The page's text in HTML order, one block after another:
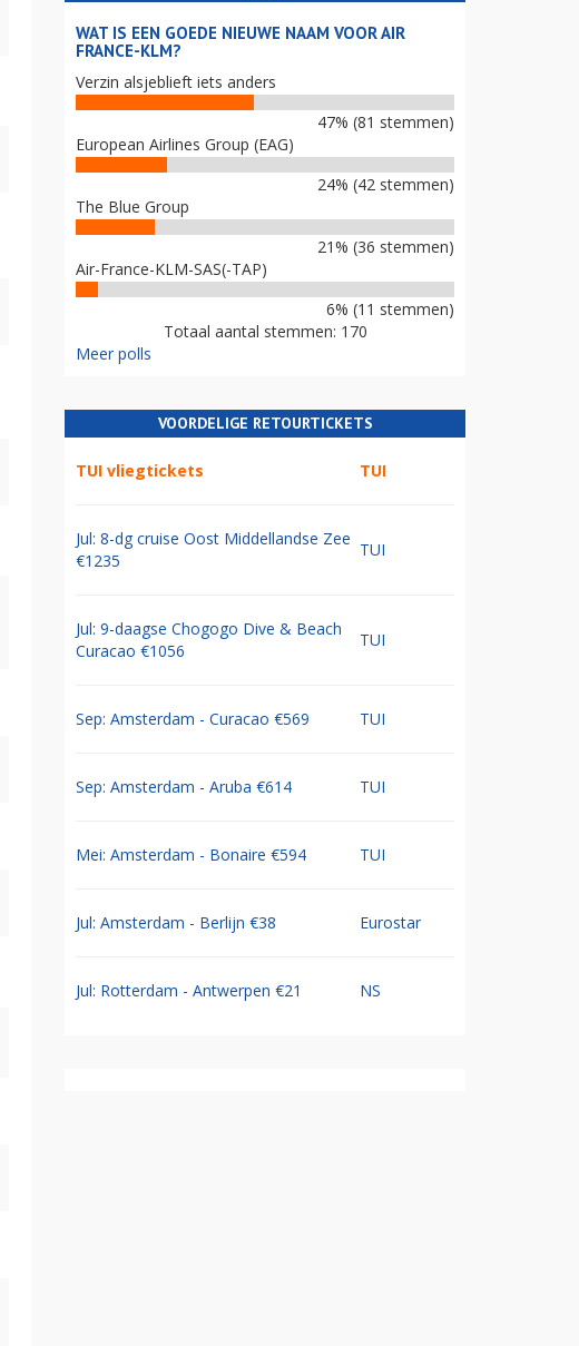
WAT IS EEN GOEDE NIEUWE NAAM VOOR AIR
FRANCE-KLM?
Verzin alsjeblieft iets anders
47% (81 stemmen)
European Airlines Group (EAG)
24% (42 stemmen)
The Blue Group
21% (36 stemmen)
Air-France-KLM-SAS(-TAP)
6% (11 stemmen)
Totaal aantal stemmen: 170
Meer polls
VOORDELIGE RETOURTICKETS
TUI vliegtickets TUI
Jul: 8-dg cruise Oost Middellandse Zee
€1235
TUI
Jul: 9-daagse Chogogo Dive & Beach
Curacao €1056
TUI
Sep: Amsterdam - Curacao €569 TUI
Sep: Amsterdam - Aruba €614 TUI
Mei: Amsterdam - Bonaire €594 TUI
Jul: Amsterdam - Berlijn €38 Eurostar
Jul: Rotterdam - Antwerpen €21 NS